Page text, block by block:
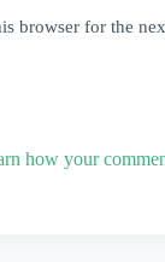
browser for the
how your